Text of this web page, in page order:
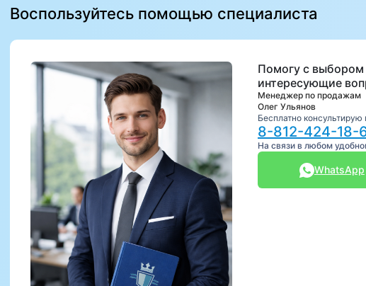
Воспользуйтесь помощью специалиста
Помогу с выбором
интересующие
Менеджер по продажам
Олег Ульянов
Бесплатно консультирую
8-812-424-18-
На связи в любом
WhatsApp